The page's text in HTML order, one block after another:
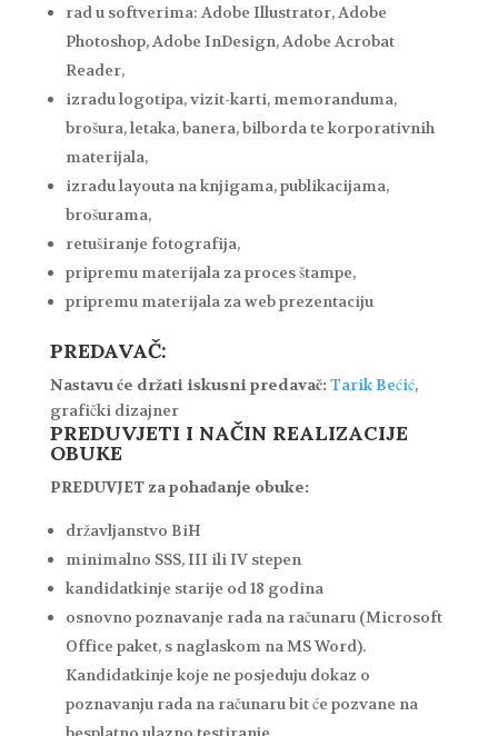
rad u softverima: Adobe Illustrator, Adobe
Photoshop, Adobe InDesign, Adobe Acrobat
Reader,
izradu logotipa, vizit-karti, memoranduma,
brošura, letaka, banera, bilborda te korporativnih
materijala,
izradu layouta na knjigama, publikacijama,
brošurama,
retuširanje fotografija,
pripremu materijala za proces štampe,
pripremu materijala za web prezentaciju
PREDAVAČ:
Nastavu će držati iskusni predavač: Tarik Bećić,
grafički dizajner
PREDUVJETI I NAČIN REALIZACIJE
OBUKE
PREDUVJET za pohađanje obuke:
državljanstvo BiH
minimalno SSS, III ili IV stepen
kandidatkinje starije od 18 godina
osnovno poznavanje rada na računaru (Microsoft
Office paket, s naglaskom na MS Word).
Kandidatkinje koje ne posjeduju dokaz o
poznavanju rada na računaru bit će pozvane na